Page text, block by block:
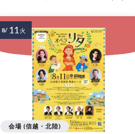
会場 (信越・北陸)
8/ 11 火